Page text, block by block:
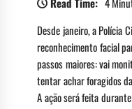
Read Time: 4
Desde janeiro, a Polícia
reconhecimento facial
passos maiores: vai
tentar achar foragidos
A ação será feita